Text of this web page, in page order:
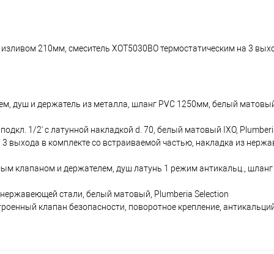
210мм, смеситель XOT5030BO термостатическим на 3
душ и держатель из металла, шланг PVC 1250мм, белый
1/2' с латунной накладкой d. 70, белый матовый IXO,
выхода в комплекте со встраиваемой частью, накладка из
клапаном и держателем, душ латунь 1 режим антикальц.,
стали, белый матовый, Plumberia Selection
клапан безопасности, поворотное крепление,